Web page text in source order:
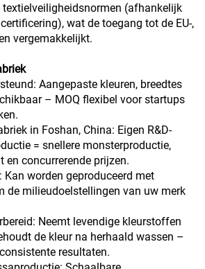
textielveiligheidsnormen (afhankelijk
wat de toegang tot de EU-,
vergemakkelijkt.
Aangepaste kleuren, breedtes
– MOQ flexibel voor startups
in Foshan, China: Eigen R&D-
= snellere monsterproductie,
en concurrerende prijzen.
Kan worden geproduceerd met
de milieudoelstellingen van uw merk
Neemt levendige kleurstoffen
de kleur na herhaald wassen –
resultaten.